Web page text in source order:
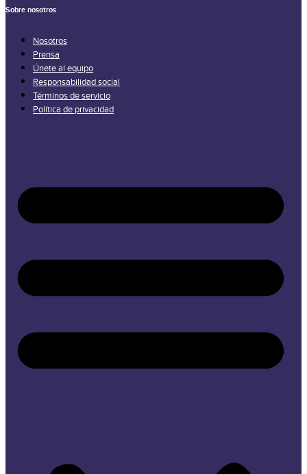
Sobre nosotros
Nosotros
Prensa
Únete al equipo
Responsabilidad social
Términos de servicio
Política de privacidad